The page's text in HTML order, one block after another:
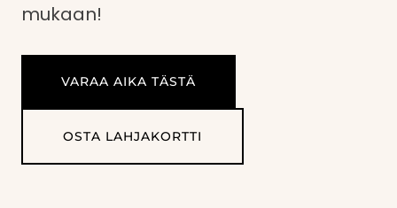
mukaan!
VARAA AIKA TÄSTÄ
OSTA LAHJAKORTTI